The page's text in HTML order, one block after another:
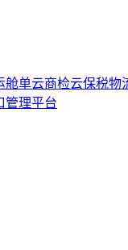
舱单云商检云保税物
管理平台